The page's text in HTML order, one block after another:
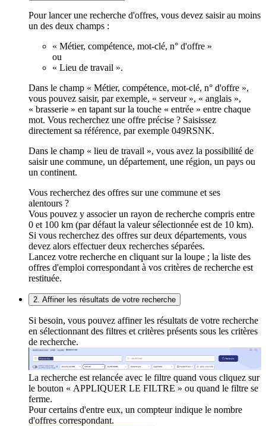
Pour lancer une recherche d'offres, vous devez saisir au moins
un des deux champs :
« Métier, compétence, mot-clé, n° d'offre »
ou
« Lieu de travail ».
Dans le champ « Métier, compétence, mot-clé, n° d'offre »,
vous pouvez saisir, par exemple, « serveur », « anglais »,
« brasserie » en tapant sur la touche « entrée » entre chaque
mot. Vous recherchez une offre précise ? Saisissez
directement sa référence, par exemple 049RSNK.
Dans le champ « lieu de travail », vous avez la possibilité de
saisir une commune, un département, une région, un pays ou
un continent.
Vous recherchez des offres sur une commune et ses
alentours ?
Vous pouvez y associer un rayon de recherche compris entre
0 et 100 km (par défaut la valeur sélectionnée est de 10 km).
Si vous recherchez des offres sur deux départements, vous
devez alors effectuer deux recherches séparées.
Lancez votre recherche en cliquant sur la loupe ; la liste des
offres d'emploi correspondant à vos critères de recherche est
restituée.
2. Affiner les résultats de votre recherche
Si besoin, vous pouvez affiner les résultats de votre recherche
en sélectionnant des filtres et critères présents sous les critères
de recherche.
La recherche est relancée avec le filtre quand vous cliquez sur
le bouton « APPLIQUER LE FILTRE » ou quand le filtre se
ferme.
Pour certains d'entre eux, un compteur indique le nombre
d'offres correspondant.